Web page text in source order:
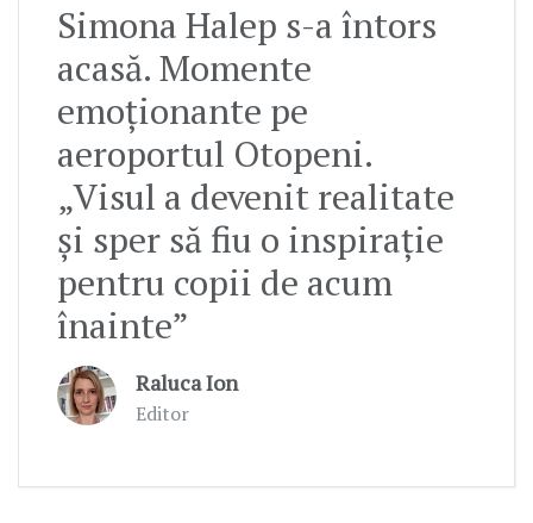
Simona Halep s-a întors
acasă. Momente
emoționante pe
aeroportul Otopeni.
„Visul a devenit realitate
și sper să fiu o inspirație
pentru copii de acum
înainte”
Raluca Ion
Editor